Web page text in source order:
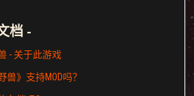
档 -
- 关于此游戏
兽》支持MOD吗？